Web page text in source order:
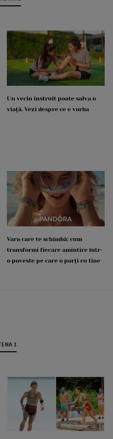
Un vecin instruit poate salva o
viață. Vezi despre ce e vorba
Vara care te schimbă: cum
transformi fiecare amintire într-
o poveste pe care o porți cu tine
1